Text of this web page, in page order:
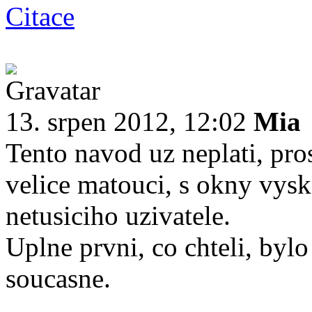
Citace
13. srpen 2012, 12:02 Mia
Tento navod uz neplati,
velice matouci, s okny
netusiciho uzivatele.
Uplne prvni, co chteli,
soucasne.